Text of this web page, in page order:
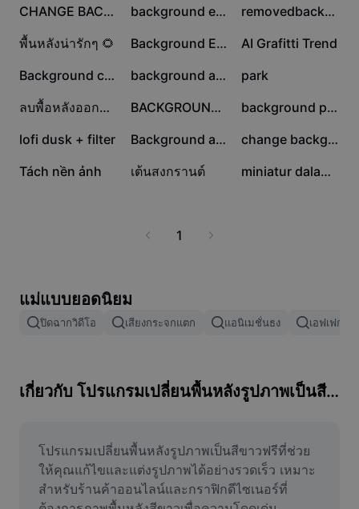
แม่แบบคำบรรยาย
ลบพื้นหลังรูปภาพ
เครื่องมือปรับปรุงรูปภาพ
เครื่องมือแก้ไขภาพถ่ายออนไลน์
เครื่องมือสร้างมีม
อื่นๆ
แม่แบบอุตสาหกรรม
แม่แบบรีแคป
ศูนย์ช่วยเหลือ
เกี่ยวกับเงื่อนไขการใช้บริการของ CapCut
Dreamina Seedance 2.0 Launch
235.4K CHANGE BACKGROUND 189.2K background estetik 142.9K removedbackground
74.7K
พื้นหลังน่ารักๆ 🌻 68K Background Estetik 65.3K
AI Grafitti Trend
60.4K Background cute 51.5K background aesthetic 48K
park
23.6K ลบพื้อหลังออก2รูป 16.7K BACKGROUND CUTE 15.4K background putih
13.3K
lofi dusk + filter 9.4K Background aesthetic 8.2K change background
3.3K
Tách nền ảnh 1.6K
เต้นสงกรานต์ 1.1K miniatur dalam kaca
1
แม่แบบยอดนิยม
ปิดฉากวิดีโอ เสียงกระจกแตก แอนิเมชั่นธง เอฟเฟกต์
เกี่ยวกับ โปรแกรมเปลี่ยนพื้นหลังรูปภาพเป็นสีขาวฟรี
โปรแกรมเปลี่ยนพื้นหลังรูปภาพเป็นสีขาวฟรีที่ช่วย
ให้คุณแก้ไขและแต่งรูปภาพได้อย่างรวดเร็ว เหมาะ
สำหรับร้านค้าออนไลน์และกราฟิกดีไซเนอร์ที่